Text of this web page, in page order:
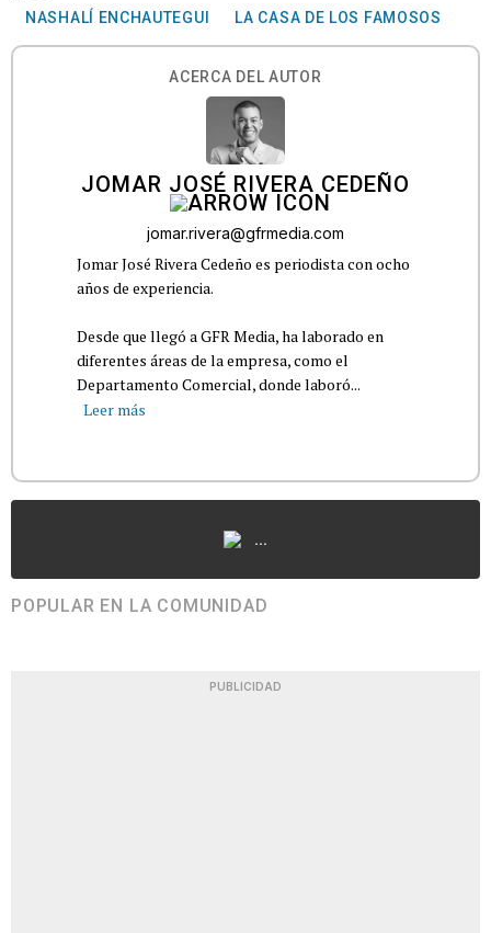
NASHALÍ ENCHAUTEGUI LA CASA DE LOS FAMOSOS
ACERCA DEL AUTOR
JOMAR JOSÉ RIVERA CEDEÑO
jomar.rivera@gfrmedia.com
Jomar José Rivera Cedeño es periodista con ocho
años de experiencia.
Desde que llegó a GFR Media, ha laborado en
diferentes áreas de la empresa, como el
Departamento Comercial, donde laboró...
Leer más
...
POPULAR EN LA COMUNIDAD
PUBLICIDAD